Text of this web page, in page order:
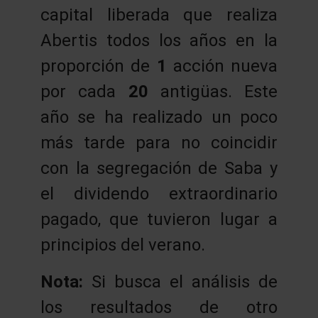
capital liberada que realiza
Abertis todos los años en la
proporción de 1 acción nueva
por cada 20 antigüas. Este
año se ha realizado un poco
más tarde para no coincidir
con la segregación de Saba y
el dividendo extraordinario
pagado, que tuvieron lugar a
principios del verano.
Nota: Si busca el análisis de
los resultados de otro